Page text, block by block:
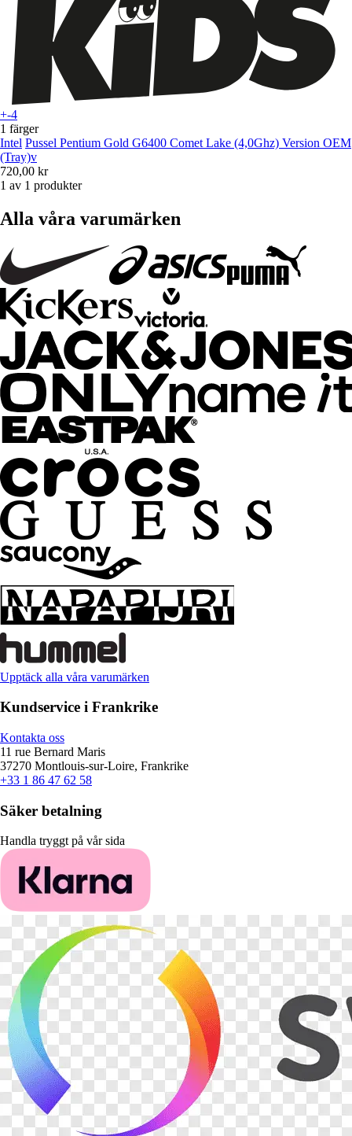
+-4
1 färger
Intel Pussel Pentium Gold G6400 Comet Lake (4,0Ghz) Version OEM
(Tray)v
720,00 kr
1 av 1 produkter
Alla våra varumärken
Upptäck alla våra varumärken
Kundservice i Frankrike
Kontakta oss
11 rue Bernard Maris
37270 Montlouis-sur-Loire, Frankrike
+33 1 86 47 62 58
Säker betalning
Handla tryggt på vår sida